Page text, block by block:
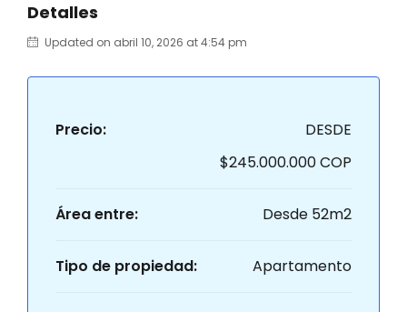
Detalles
Updated on abril 10, 2026 at 4:54 pm
Precio:
DESDE
$245.000.000 COP
Área entre: Desde 52m2
Tipo de propiedad: Apartamento